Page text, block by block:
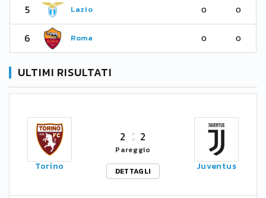
5 Lazio 0 0
6 Roma 0 0
ULTIMI RISULTATI
Torino
2 2
Pareggio
DETTAGLI
Juventus